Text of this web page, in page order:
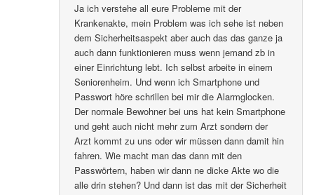
Ja ich verstehe all eure Probleme mit der
Krankenakte, mein Problem was ich sehe ist neben
dem Sicherheitsaspekt aber auch das das ganze ja
auch dann funktionieren muss wenn jemand zb in
einer Einrichtung lebt. Ich selbst arbeite in einem
Seniorenheim. Und wenn ich Smartphone und
Passwort höre schrillen bei mir die Alarmglocken.
Der normale Bewohner bei uns hat kein Smartphone
und geht auch nicht mehr zum Arzt sondern der
Arzt kommt zu uns oder wir müssen dann damit hin
fahren. Wie macht man das dann mit den
Passwörtern, haben wir dann ne dicke Akte wo die
alle drin stehen? Und dann ist das mit der Sicherheit